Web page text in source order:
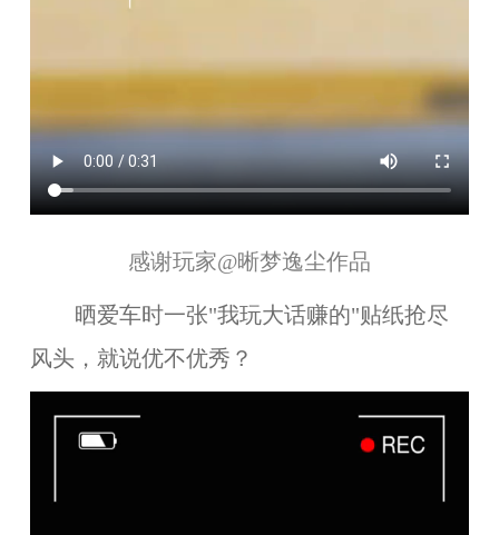
感谢玩家@晰梦逸尘作品
晒爱车时一张"我玩大话赚的"贴纸抢尽
风头，就说优不优秀？